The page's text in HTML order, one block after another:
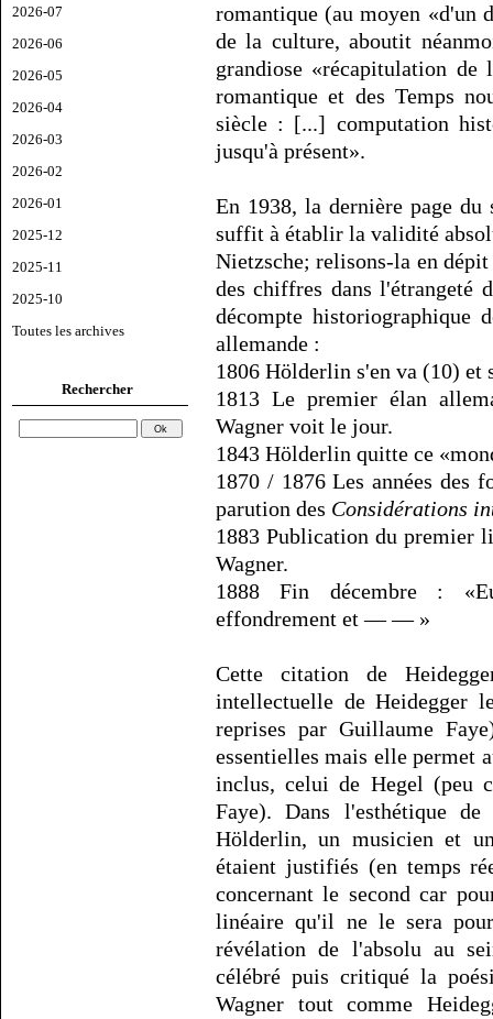
2026-07
2026-06
2026-05
2026-04
2026-03
2026-02
2026-01
2025-12
2025-11
2025-10
Toutes les archives
Rechercher
romantique (au moyen «d'un
de la culture, aboutit
grandiose «récapitulation
romantique et des Temps
siècle : [...] computation
jusqu'à présent».
En 1938, la dernière page
suffit à établir la validité
Nietzsche; relisons-la en
des chiffres dans l'étrangeté
décompte historiographique
allemande :
1806 Hölderlin s'en va (10) et
1813 Le premier élan
Wagner voit le jour.
1843 Hölderlin quitte ce
1870 / 1876 Les années des
parution des Considérations
1883 Publication du premier
Wagner.
1888 Fin décembre :
effondrement et — — »
Cette citation de
intellectuelle de Heidegger
reprises par Guillaume
essentielles mais elle permet
inclus, celui de Hegel (peu
Faye). Dans l'esthétique
Hölderlin, un musicien et
étaient justifiés (en temps
concernant le second car
linéaire qu'il ne le sera
révélation de l'absolu au
célébré puis critiqué la
Wagner tout comme